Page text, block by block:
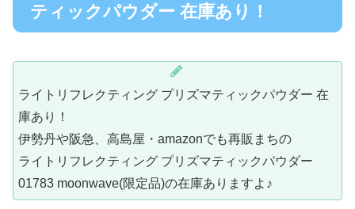
ティックパウダー 在庫あり！
ライトリフレクティング プリズマティックパウダー 在
庫あり！
伊勢丹や阪急、高島屋・amazonでも再販まちの
ライトリフレクティング プリズマティックパウダー
01783 moonwave(限定品)の在庫ありますよ♪